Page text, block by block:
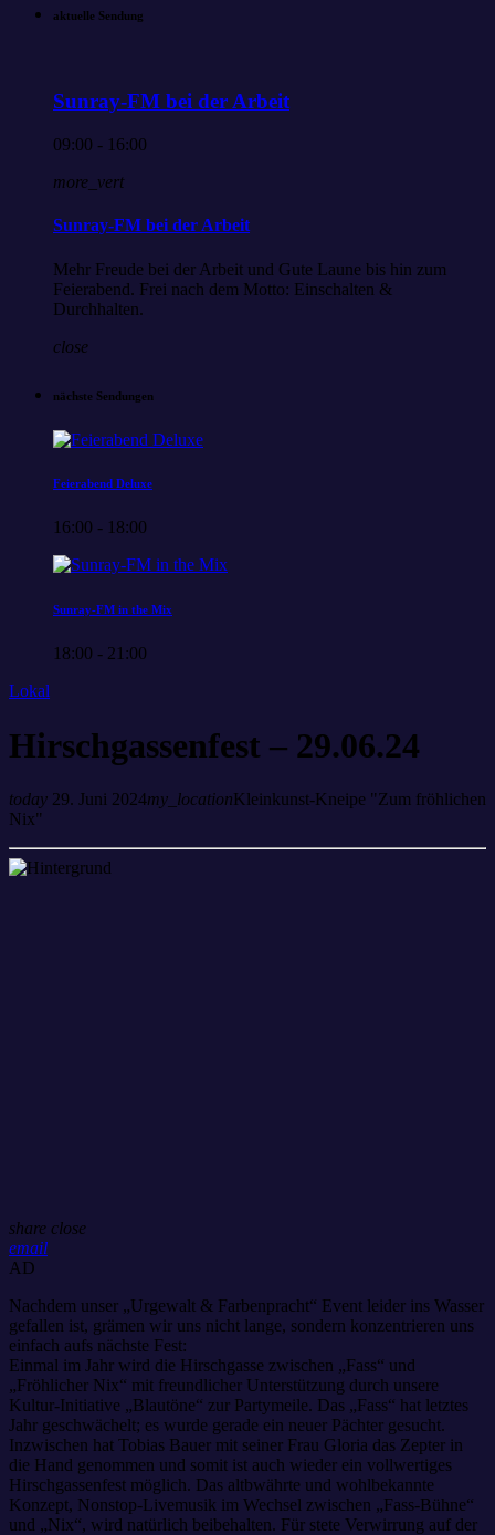
aktuelle Sendung
Sunray-FM bei der Arbeit
09:00 - 16:00
more_vert
Sunray-FM bei der Arbeit
Mehr Freude bei der Arbeit und Gute Laune bis hin zum
Feierabend. Frei nach dem Motto: Einschalten &
Durchhalten.
close
nächste Sendungen
Feierabend Deluxe
16:00 - 18:00
Sunray-FM in the Mix
18:00 - 21:00
Lokal
Hirschgassenfest – 29.06.24
today 29. Juni 2024my_locationKleinkunst-Kneipe "Zum fröhlichen
Nix"
share close
email
AD
Nachdem unser „Urgewalt & Farbenpracht“ Event leider ins Wasser
gefallen ist, grämen wir uns nicht lange, sondern konzentrieren uns
einfach aufs nächste Fest:
Einmal im Jahr wird die Hirschgasse zwischen „Fass“ und
„Fröhlicher Nix“ mit freundlicher Unterstützung durch unsere
Kultur-Initiative „Blautöne“ zur Partymeile. Das „Fass“ hat letztes
Jahr geschwächelt; es wurde gerade ein neuer Pächter gesucht.
Inzwischen hat Tobias Bauer mit seiner Frau Gloria das Zepter in
die Hand genommen und somit ist auch wieder ein vollwertiges
Hirschgassenfest möglich. Das altbwährte und wohlbekannte
Konzept, Nonstop-Livemusik im Wechsel zwischen „Fass-Bühne“
und „Nix“, wird natürlich beibehalten. Für stete Verwirrung auf der